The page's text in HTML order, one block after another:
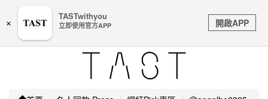
銀行帳戶或信用卡等個人資訊，如接到請立即掛斷或撥打
Toggle
navigation
×
TASTwithyou
立即使用官方APP 開啟APP